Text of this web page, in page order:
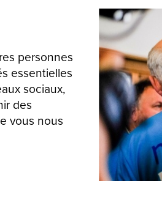
personnes
essentielles
sociaux,
des
vous nous